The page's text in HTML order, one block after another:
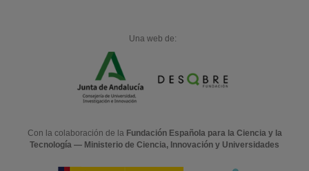
Una web de:
Con la colaboración de la Fundación Española para la Ciencia y la
Tecnología — Ministerio de Ciencia, Innovación y Universidades